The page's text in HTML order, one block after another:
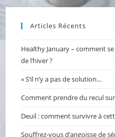
Articles Récents
Healthy January – comment
de l’hiver ?
« S’il n’y a pas de solution…
Comment prendre du recul
Deuil : comment survivre à
Souffrez-vous d’angoisse de